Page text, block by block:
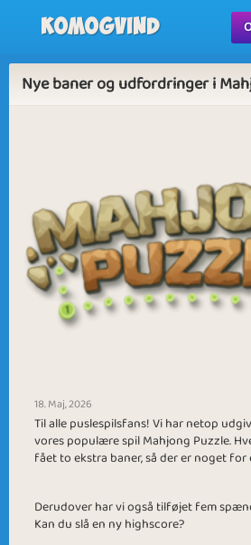
Komogvind
Nye baner og udfordringer i
18. Maj, 2026
Til alle puslespilsfans! Vi har netop
vores populære spil Mahjong Puzzle.
fået to ekstra baner, så der er noget for
Derudover har vi også tilføjet fem
Kan du slå en ny highscore?